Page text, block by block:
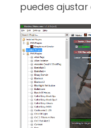
puedes ajustar